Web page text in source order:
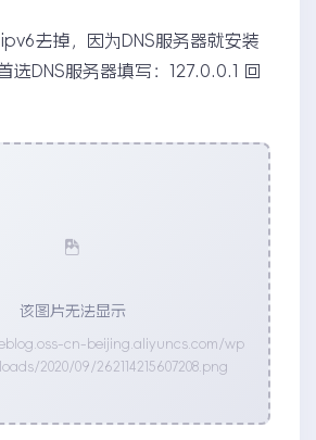
去掉，因为DNS服务器就安装
选DNS服务器填写：127.0.0.1 回
该图片无法显示
cn-beijing.aliyuncs.com/wp
2020/09/262114215607208.png